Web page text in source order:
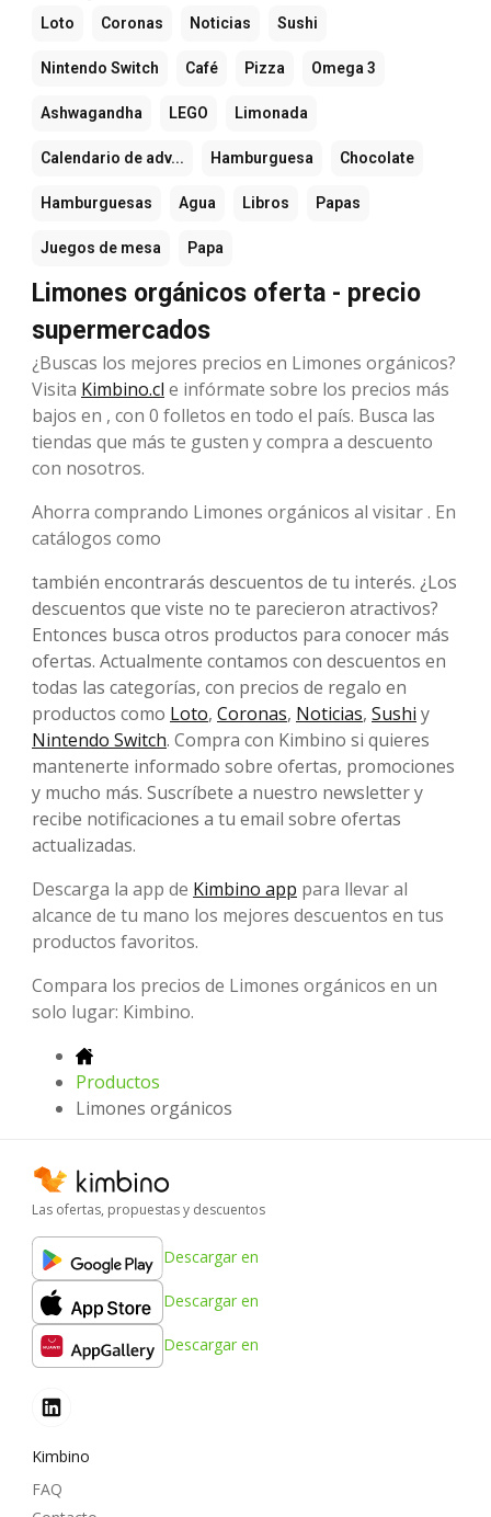
Loto Coronas Noticias Sushi
Nintendo Switch Café Pizza Omega 3
Ashwagandha LEGO Limonada
Calendario de adv... Hamburguesa Chocolate
Hamburguesas Agua Libros Papas
Juegos de mesa Papa
Limones orgánicos oferta - precio
supermercados
¿Buscas los mejores precios en Limones orgánicos?
Visita Kimbino.cl e infórmate sobre los precios más
bajos en , con 0 folletos en todo el país. Busca las
tiendas que más te gusten y compra a descuento
con nosotros.
Ahorra comprando Limones orgánicos al visitar . En
catálogos como
también encontrarás descuentos de tu interés. ¿Los
descuentos que viste no te parecieron atractivos?
Entonces busca otros productos para conocer más
ofertas. Actualmente contamos con descuentos en
todas las categorías, con precios de regalo en
productos como Loto, Coronas, Noticias, Sushi y
Nintendo Switch. Compra con Kimbino si quieres
mantenerte informado sobre ofertas, promociones
y mucho más. Suscríbete a nuestro newsletter y
recibe notificaciones a tu email sobre ofertas
actualizadas.
Descarga la app de Kimbino app para llevar al
alcance de tu mano los mejores descuentos en tus
productos favoritos.
Compara los precios de Limones orgánicos en un
solo lugar: Kimbino.
Productos
Limones orgánicos
Las ofertas, propuestas y descuentos
Descargar en
Descargar en
Descargar en
Kimbino
FAQ